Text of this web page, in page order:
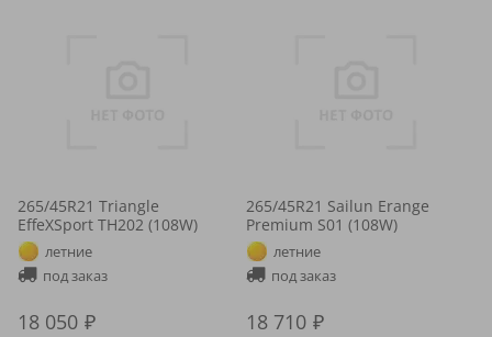
265/45R21 Triangle
EffeXSport TH202 (108W)
летние
под заказ
18 050
265/45R21 Sailun Erange
Premium S01 (108W)
летние
под заказ
18 710